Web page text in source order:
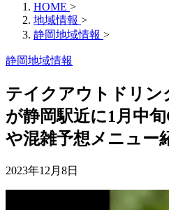
HOME >
地域情報 >
静岡地域情報 >
静岡地域情報
テイクアウトドリン
が静岡駅近に1月中
や混雑予想メニュー
2023年12月8日